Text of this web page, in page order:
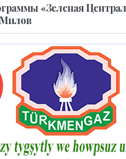
«Зеленая